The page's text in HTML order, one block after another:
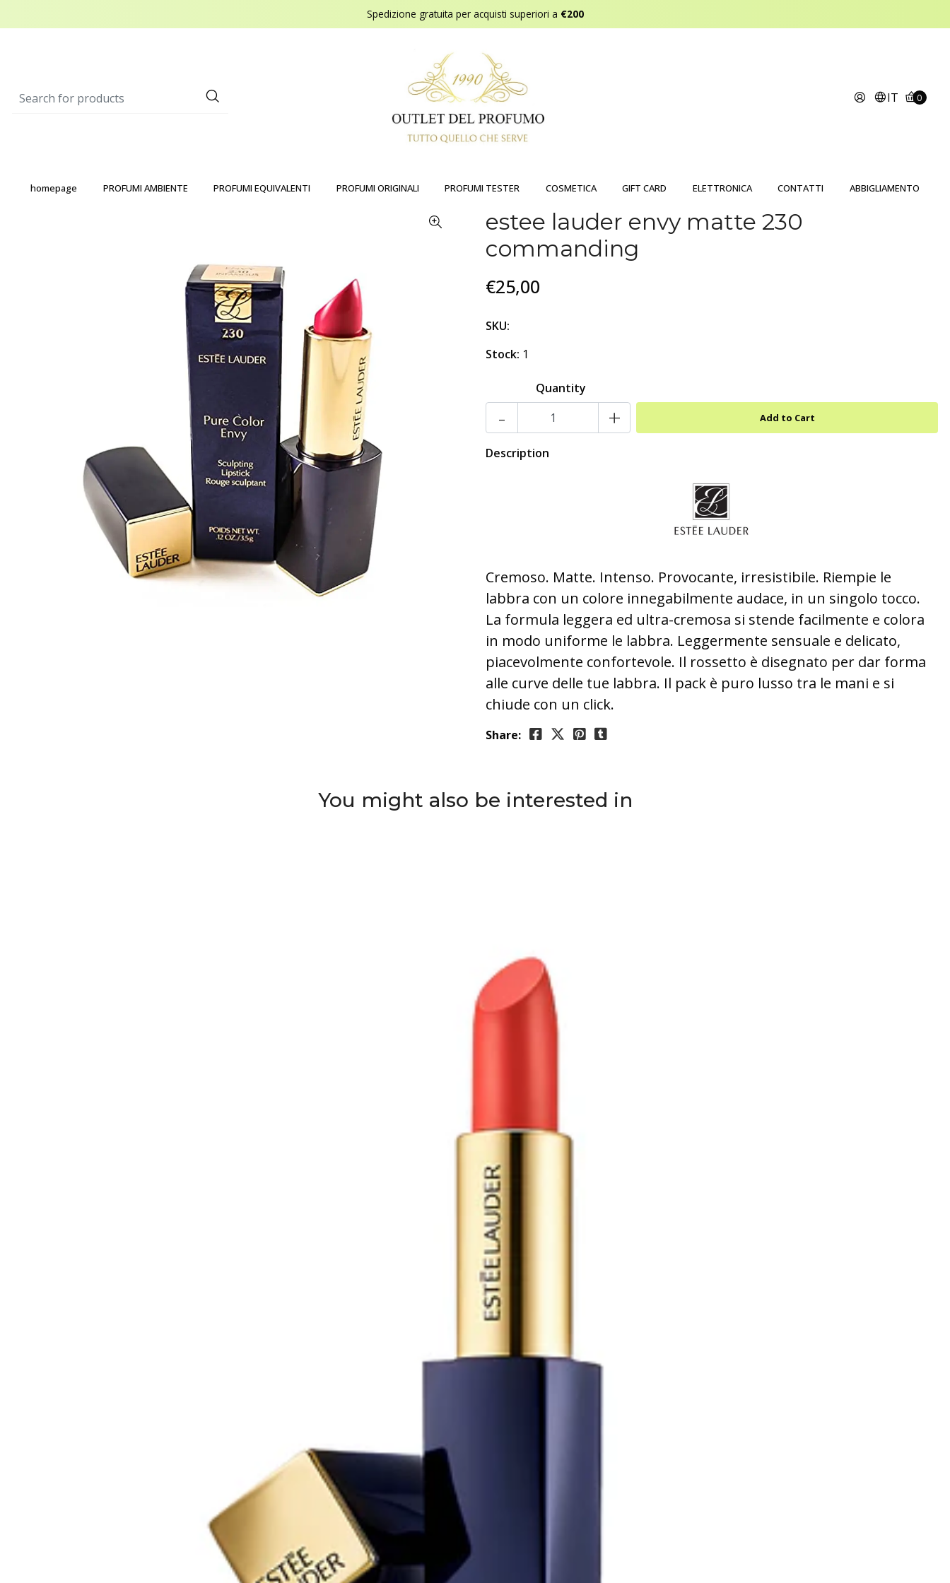
Spedizione gratuita per acquisti superiori a €200
IT 0
homepage PROFUMI AMBIENTE PROFUMI EQUIVALENTI PROFUMI ORIGINALI PROFUMI TESTER COSMETICA GIFT CARD ELETTRONICA CONTATTI ABBIGLIAMENTO
estee lauder envy matte 230
commanding
€25,00
SKU:
Stock: 1
Quantity
- +
Description
Cremoso. Matte. Intenso. Provocante, irresistibile. Riempie le
labbra con un colore innegabilmente audace, in un singolo tocco.
La formula leggera ed ultra-cremosa si stende facilmente e colora
in modo uniforme le labbra. Leggermente sensuale e delicato,
piacevolmente confortevole. Il rossetto è disegnato per dar forma
alle curve delle tue labbra. Il pack è puro lusso tra le mani e si
chiude con un click.
Share:
You might also be interested in